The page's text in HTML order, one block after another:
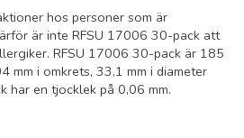
hos personer som är
är inte RFSU 17006 30-pack att
RFSU 17006 30-pack är 185
mm i omkrets, 33,1 mm i diameter
har en tjocklek på 0,06 mm.